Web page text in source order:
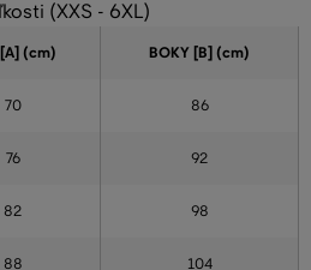
(XXS - 6XL)
(cm) BOKY [B] (cm)
70 86
76 92
82 98
88 104